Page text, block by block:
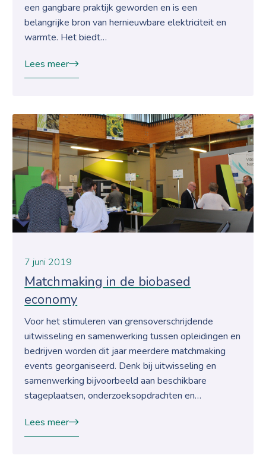
een gangbare praktijk geworden en is een
belangrijke bron van hernieuwbare elektriciteit en
warmte. Het biedt…
Lees meer
7 juni 2019
Matchmaking in de biobased
economy
Voor het stimuleren van grensoverschrijdende
uitwisseling en samenwerking tussen opleidingen en
bedrijven worden dit jaar meerdere matchmaking
events georganiseerd. Denk bij uitwisseling en
samenwerking bijvoorbeeld aan beschikbare
stageplaatsen, onderzoeksopdrachten en…
Lees meer